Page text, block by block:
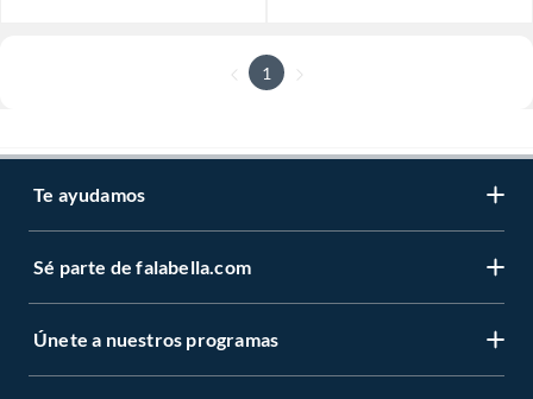
1
Te ayudamos
Sé parte de falabella.com
Únete a nuestros programas